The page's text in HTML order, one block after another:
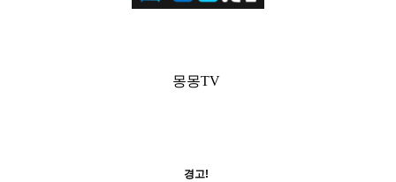
몽몽TV
경고!